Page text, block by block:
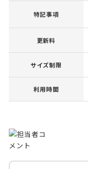
特記事項
更新料
サイズ制限
利用時間